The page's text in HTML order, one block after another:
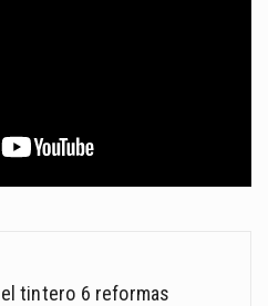
tintero 6 reformas